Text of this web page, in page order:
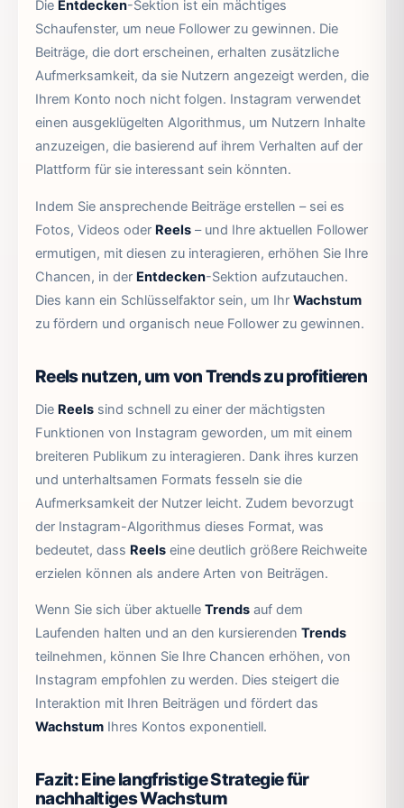
Die Entdecken-Sektion ist ein mächtiges
Schaufenster, um neue Follower zu gewinnen. Die
Beiträge, die dort erscheinen, erhalten zusätzliche
Aufmerksamkeit, da sie Nutzern angezeigt werden, die
Ihrem Konto noch nicht folgen. Instagram verwendet
einen ausgeklügelten Algorithmus, um Nutzern Inhalte
anzuzeigen, die basierend auf ihrem Verhalten auf der
Plattform für sie interessant sein könnten.
Indem Sie ansprechende Beiträge erstellen – sei es
Fotos, Videos oder Reels – und Ihre aktuellen Follower
ermutigen, mit diesen zu interagieren, erhöhen Sie Ihre
Chancen, in der Entdecken-Sektion aufzutauchen.
Dies kann ein Schlüsselfaktor sein, um Ihr Wachstum
zu fördern und organisch neue Follower zu gewinnen.
Reels nutzen, um von Trends zu profitieren
Die Reels sind schnell zu einer der mächtigsten
Funktionen von Instagram geworden, um mit einem
breiteren Publikum zu interagieren. Dank ihres kurzen
und unterhaltsamen Formats fesseln sie die
Aufmerksamkeit der Nutzer leicht. Zudem bevorzugt
der Instagram-Algorithmus dieses Format, was
bedeutet, dass Reels eine deutlich größere Reichweite
erzielen können als andere Arten von Beiträgen.
Wenn Sie sich über aktuelle Trends auf dem
Laufenden halten und an den kursierenden Trends
teilnehmen, können Sie Ihre Chancen erhöhen, von
Instagram empfohlen zu werden. Dies steigert die
Interaktion mit Ihren Beiträgen und fördert das
Wachstum Ihres Kontos exponentiell.
Fazit: Eine langfristige Strategie für
nachhaltiges Wachstum